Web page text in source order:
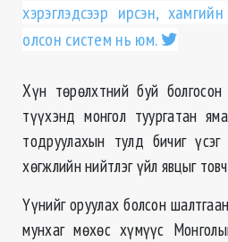
хэрэглэдсээр ирсэн,
олсон систем нь юм.
Хүн төрөлхтний буй
түүхэнд монгол туургатан
тодруулахын тулд бичиг
хөгжлийн нийтлэг үйл явцыг
Үүнийг оруулах болсон
мунхаг мөхөс хүмүүс